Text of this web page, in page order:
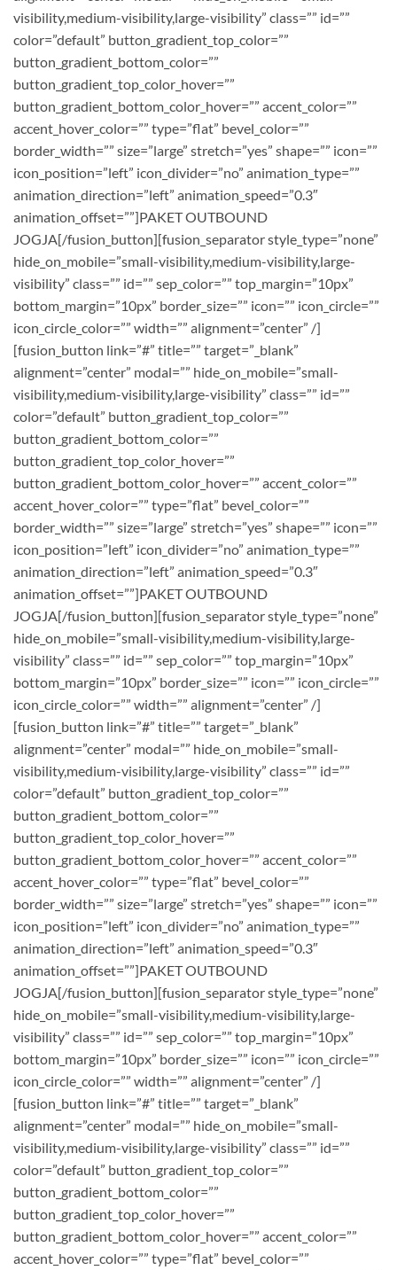
visibility,medium-visibility,large-visibility” class=”” id=””
color=”default” button_gradient_top_color=””
button_gradient_bottom_color=””
button_gradient_top_color_hover=””
button_gradient_bottom_color_hover=”” accent_color=””
accent_hover_color=”” type=”flat” bevel_color=””
border_width=”” size=”large” stretch=”yes” shape=”” icon=””
icon_position=”left” icon_divider=”no” animation_type=””
animation_direction=”left” animation_speed=”0.3″
animation_offset=””]PAKET OUTBOUND
JOGJA[/fusion_button][fusion_separator style_type=”none”
hide_on_mobile=”small-visibility,medium-visibility,large-
visibility” class=”” id=”” sep_color=”” top_margin=”10px”
bottom_margin=”10px” border_size=”” icon=”” icon_circle=””
icon_circle_color=”” width=”” alignment=”center” /]
[fusion_button link=”#” title=”” target=”_blank”
alignment=”center” modal=”” hide_on_mobile=”small-
visibility,medium-visibility,large-visibility” class=”” id=””
color=”default” button_gradient_top_color=””
button_gradient_bottom_color=””
button_gradient_top_color_hover=””
button_gradient_bottom_color_hover=”” accent_color=””
accent_hover_color=”” type=”flat” bevel_color=””
border_width=”” size=”large” stretch=”yes” shape=”” icon=””
icon_position=”left” icon_divider=”no” animation_type=””
animation_direction=”left” animation_speed=”0.3″
animation_offset=””]PAKET OUTBOUND
JOGJA[/fusion_button][fusion_separator style_type=”none”
hide_on_mobile=”small-visibility,medium-visibility,large-
visibility” class=”” id=”” sep_color=”” top_margin=”10px”
bottom_margin=”10px” border_size=”” icon=”” icon_circle=””
icon_circle_color=”” width=”” alignment=”center” /]
[fusion_button link=”#” title=”” target=”_blank”
alignment=”center” modal=”” hide_on_mobile=”small-
visibility,medium-visibility,large-visibility” class=”” id=””
color=”default” button_gradient_top_color=””
button_gradient_bottom_color=””
button_gradient_top_color_hover=””
button_gradient_bottom_color_hover=”” accent_color=””
accent_hover_color=”” type=”flat” bevel_color=””
border_width=”” size=”large” stretch=”yes” shape=”” icon=””
icon_position=”left” icon_divider=”no” animation_type=””
animation_direction=”left” animation_speed=”0.3″
animation_offset=””]PAKET OUTBOUND
JOGJA[/fusion_button][fusion_separator style_type=”none”
hide_on_mobile=”small-visibility,medium-visibility,large-
visibility” class=”” id=”” sep_color=”” top_margin=”10px”
bottom_margin=”10px” border_size=”” icon=”” icon_circle=””
icon_circle_color=”” width=”” alignment=”center” /]
[fusion_button link=”#” title=”” target=”_blank”
alignment=”center” modal=”” hide_on_mobile=”small-
visibility,medium-visibility,large-visibility” class=”” id=””
color=”default” button_gradient_top_color=””
button_gradient_bottom_color=””
button_gradient_top_color_hover=””
button_gradient_bottom_color_hover=”” accent_color=””
accent_hover_color=”” type=”flat” bevel_color=””